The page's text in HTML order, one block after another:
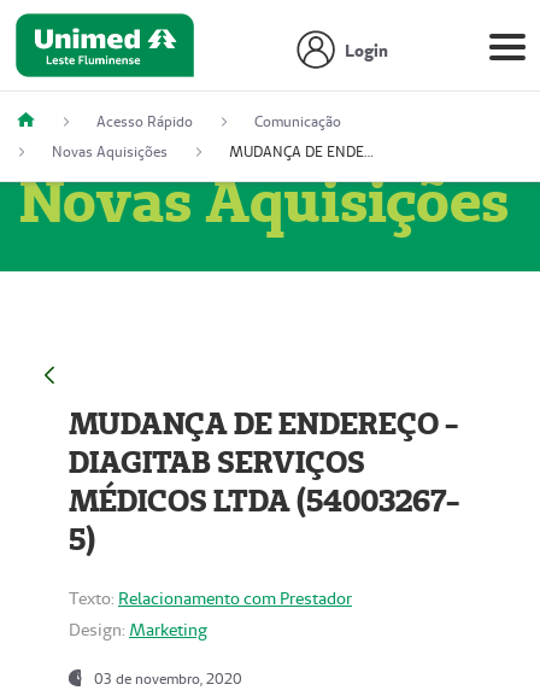
Login
Acesso Rápido
Comunicação
Novas Aquisições
MUDANÇA DE ENDEREÇO - DIAGITAB SERVIÇOS MÉDICOS LTDA (54003267-5)
Novas Aquisições
MUDANÇA DE ENDEREÇO -
DIAGITAB SERVIÇOS
MÉDICOS LTDA (54003267-
5)
Texto: Relacionamento com Prestador
Design: Marketing
03 de novembro, 2020